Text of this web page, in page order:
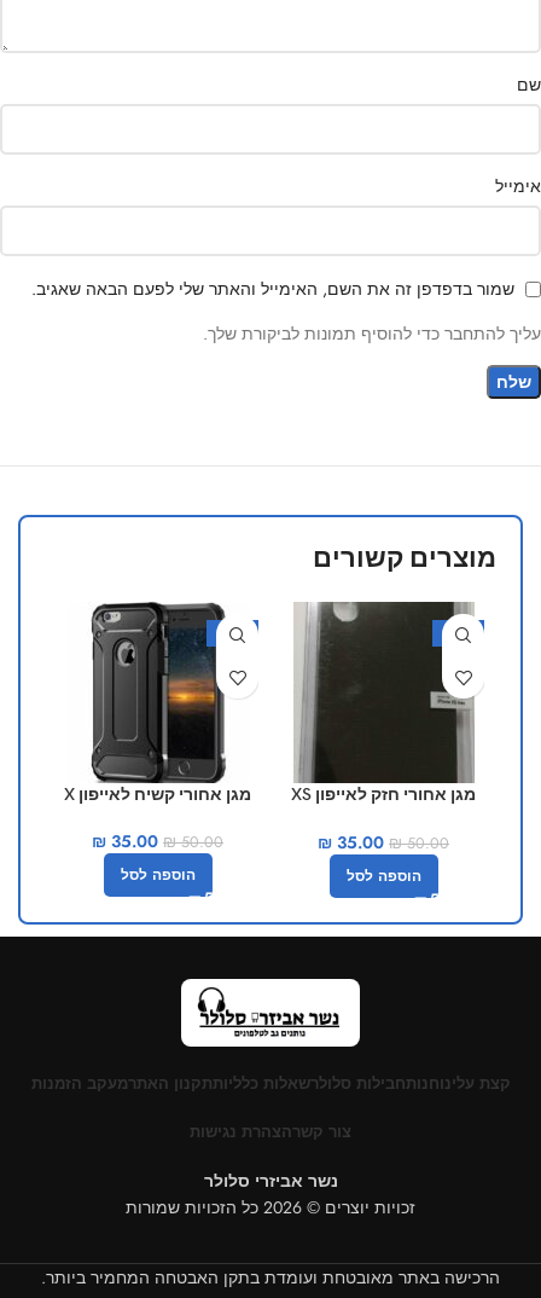
שם
אימייל
שמור בדפדפן זה את השם, האימייל והאתר שלי לפעם הבאה שאגיב.
עליך להתחבר כדי להוסיף תמונות לביקורת שלך.
מוצרים קשורים
-30%
מגן אחורי חזק לאייפון XS
₪50.00
₪ 35.00
הוספה לסל
-30%
מגן אחורי קשיח לאייפון X
₪50.00
₪ 35.00
הוספה לסל
קצת עלינוחנותחבילות סלולרשאלות כלליותתקנון האתרמעקב הזמנות
צור קשרהצהרת נגישות
נשר אביזרי סלולר
זכויות יוצרים © 2026 כל הזכויות שמורות
הרכישה באתר מאובטחת ועומדת בתקן האבטחה המחמיר ביותר.